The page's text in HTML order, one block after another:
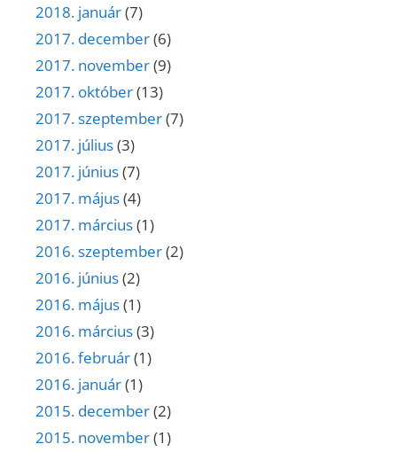
2018. január(7)
2017. december(6)
2017. november(9)
2017. október(13)
2017. szeptember(7)
2017. július(3)
2017. június(7)
2017. május(4)
2017. március(1)
2016. szeptember(2)
2016. június(2)
2016. május(1)
2016. március(3)
2016. február(1)
2016. január(1)
2015. december(2)
2015. november(1)